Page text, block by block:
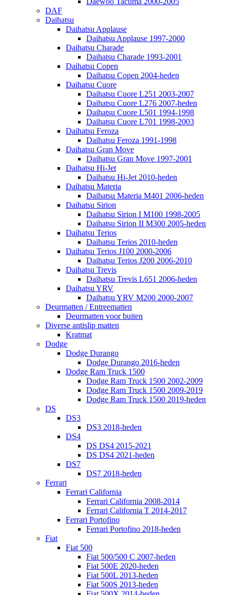
DAF
Daihatsu
Daihatsu Applause
Daihatsu Applause 1997-2000
Daihatsu Charade
Daihatsu Charade 1993-2001
Daihatsu Copen
Daihatsu Copen 2004-heden
Daihatsu Cuore
Daihatsu Cuore L251 2003-2007
Daihatsu Cuore L276 2007-heden
Daihatsu Cuore L501 1994-1998
Daihatsu Cuore L701 1998-2003
Daihatsu Feroza
Daihatsu Feroza 1991-1998
Daihatsu Gran Move
Daihatsu Gran Move 1997-2001
Daihatsu Hi-Jet
Daihatsu Hi-Jet 2010-heden
Daihatsu Materia
Daihatsu Materia M401 2006-heden
Daihatsu Sirion
Daihatsu Sirion I M100 1998-2005
Daihatsu Sirion II M300 2005-heden
Daihatsu Terios
Daihatsu Terios 2010-heden
Daihatsu Terios J100 2000-2006
Daihatsu Terios J200 2006-2010
Daihatsu Trevis
Daihatsu Trevis L651 2006-heden
Daihatsu YRV
Daihatsu YRV M200 2000-2007
Deurmatten / Entreematten
Deurmatten voor buiten
Diverse antislip matten
Kratmat
Dodge
Dodge Durango
Dodge Durango 2016-heden
Dodge Ram Truck 1500
Dodge Ram Truck 1500 2002-2009
Dodge Ram Truck 1500 2009-2019
Dodge Ram Truck 1500 2019-heden
DS
DS3
DS3 2018-heden
DS4
DS DS4 2015-2021
DS DS4 2021-heden
DS7
DS7 2018-heden
Ferrari
Ferrari California
Ferrari California 2008-2014
Ferrari California T 2014-2017
Ferrari Portofino
Ferrari Portofino 2018-heden
Fiat
Fiat 500
Fiat 500/500 C 2007-heden
Fiat 500E 2020-heden
Fiat 500L 2013-heden
Fiat 500S 2013-heden